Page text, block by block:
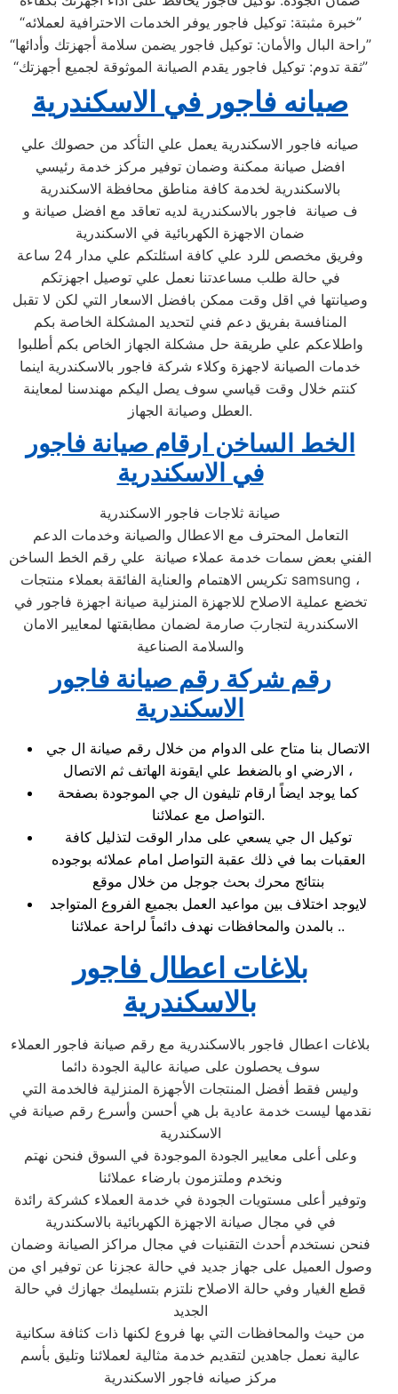
“خبرة مثبتة: توكيل فاجور يوفر الخدمات الاحترافية لعملائه”
“راحة البال والأمان: توكيل فاجور يضمن سلامة أجهزتك وأدائها”
“ثقة تدوم: توكيل فاجور يقدم الصيانة الموثوقة لجميع أجهزتك”
صيانه فاجور في الاسكندرية
صيانه فاجور الاسكندرية يعمل علي التأكد من حصولك علي
افضل صيانة ممكنة وضمان توفير مركز خدمة رئيسي
بالاسكندرية لخدمة كافة مناطق محافظة الاسكندرية
ف صيانة فاجور بالاسكندرية لديه تعاقد مع افضل صيانة و
ضمان الاجهزة الكهربائية في الاسكندرية
وفريق مخصص للرد علي كافة اسئلتكم علي مدار 24 ساعة
في حالة طلب مساعدتنا نعمل علي توصيل اجهزتكم
وصيانتها في اقل وقت ممكن بافضل الاسعار التي لكن لا تقبل
المنافسة بفريق دعم فني لتحديد المشكلة الخاصة بكم
واطلاعكم علي طريقة حل مشكلة الجهاز الخاص بكم أطلبوا
خدمات الصيانة لاجهزة وكلاء شركة فاجور بالاسكندرية اينما
كنتم خلال وقت قياسي سوف يصل اليكم مهندسنا لمعاينة
العطل وصيانة الجهاز.
الخط الساخن ارقام صيانة فاجور
في الاسكندرية
صيانة ثلاجات فاجور الاسكندرية
التعامل المحترف مع الاعطال والصيانة وخدمات الدعم
الفني بعض سمات خدمة عملاء صيانة علي رقم الخط الساخن
تكريس الاهتمام والعناية الفائقة بعملاء منتجات samsung ،
تخضع عملية الاصلاح للاجهزة المنزلية صيانة اجهزة فاجور في
الاسكندرية لتجاربَ صارمة لضمان مطابقتها لمعايير الامان
والسلامة الصناعية
رقم شركة رقم صيانة فاجور
الاسكندرية
الاتصال بنا متاح على الدوام من خلال رقم صيانة ال جي
الارضي او بالضغط علي ايقونة الهاتف ثم الاتصال ،
كما يوجد ايضاً ارقام تليفون ال جي الموجودة بصفحة
التواصل مع عملائنا.
توكيل ال جي يسعي على مدار الوقت لتذليل كافة
العقبات بما في ذلك عقبة التواصل امام عملائه بوجوده
بنتائج محرك بحث جوجل من خلال موقع
لايوجد اختلاف بين مواعيد العمل بجميع الفروع المتواجد
بالمدن والمحافظات نهدف دائماً لراحة عملائنا ..
بلاغات اعطال فاجور
بالاسكندرية
بلاغات اعطال فاجور بالاسكندرية مع رقم صيانة فاجور العملاء
سوف يحصلون على صيانة عالية الجودة دائما
وليس فقط أفضل المنتجات الأجهزة المنزلية فالخدمة التي
نقدمها ليست خدمة عادية بل هي أحسن وأسرع رقم صيانة في
الاسكندرية
وعلى أعلى معايير الجودة الموجودة في السوق فنحن نهتم
ونخدم وملتزمون بارضاء عملائنا
وتوفير أعلى مستويات الجودة في خدمة العملاء كشركة رائدة
في في مجال صيانة الاجهزة الكهربائية بالاسكندرية
فنحن نستخدم أحدث التقنيات في مجال مراكز الصيانة وضمان
وصول العميل على جهاز جديد في حالة عجزنا عن توفير اي من
قطع الغيار وفي حالة الاصلاح نلتزم بتسليمك جهازك في حالة
الجديد
من حيث والمحافظات التي بها فروع لكنها ذات كثافة سكانية
عالية نعمل جاهدين لتقديم خدمة مثالية لعملائنا وتليق بأسم
مركز صيانه فاجور الاسكندرية